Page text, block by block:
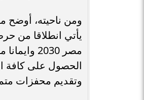
ومن ناحيته، أوضح
يأتي انطلاقا من
مصر
الحصول على كافة
وتقديم محفزات